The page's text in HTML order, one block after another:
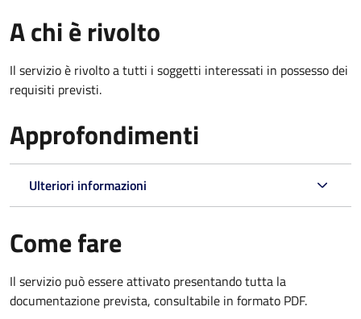
A chi è rivolto
Il servizio è rivolto a tutti i soggetti interessati in possesso dei
requisiti previsti.
Approfondimenti
Ulteriori informazioni
Come fare
Il servizio può essere attivato presentando tutta la
documentazione prevista, consultabile in formato PDF.